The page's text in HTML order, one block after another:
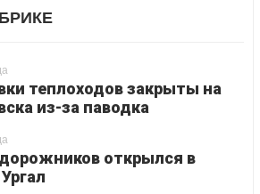
теплоходов закрыты на
из-за паводка
открылся в